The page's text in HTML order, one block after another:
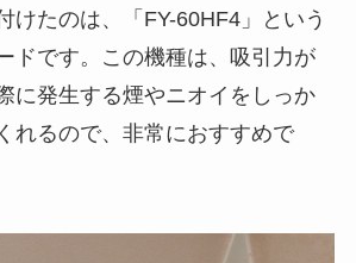
けたのは、「FY-60HF4」という
ドです。この機種は、吸引力が
に発生する煙やニオイをしっか
れるので、非常におすすめで